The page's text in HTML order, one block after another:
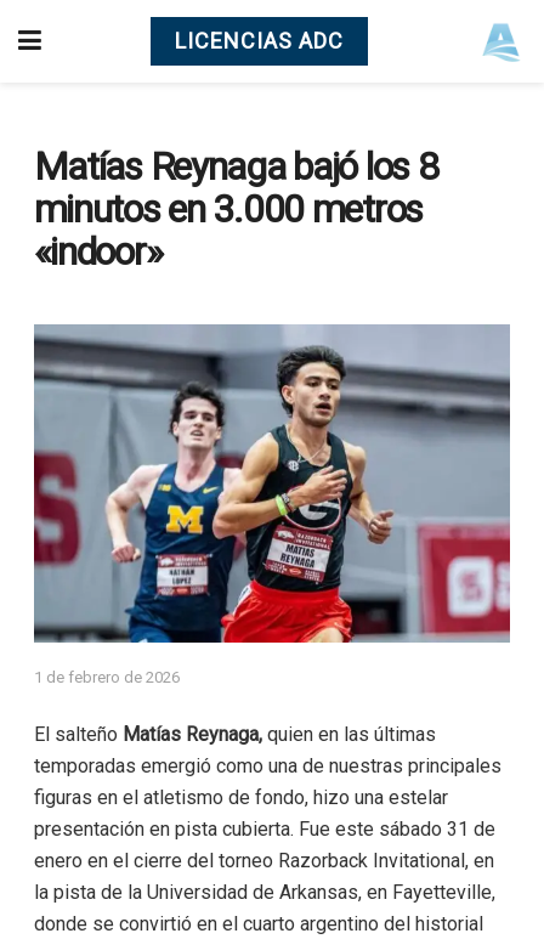
LICENCIAS ADC
Matías Reynaga bajó los 8
minutos en 3.000 metros
«indoor»
1 de febrero de 2026
El salteño Matías Reynaga,quien en las últimas
temporadas emergió como una de nuestras principales
figuras en el atletismo de fondo, hizo una estelar
presentación en pista cubierta. Fue este sábado 31 de
enero en el cierre del torneo Razorback Invitational, en
la pista de la Universidad de Arkansas, en Fayetteville,
donde se convirtió en el cuarto argentino del historial